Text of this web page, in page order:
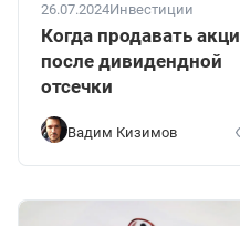
26.07.2024Инвестиции
Когда продавать
после дивидендной
отсечки
Вадим Кизимов